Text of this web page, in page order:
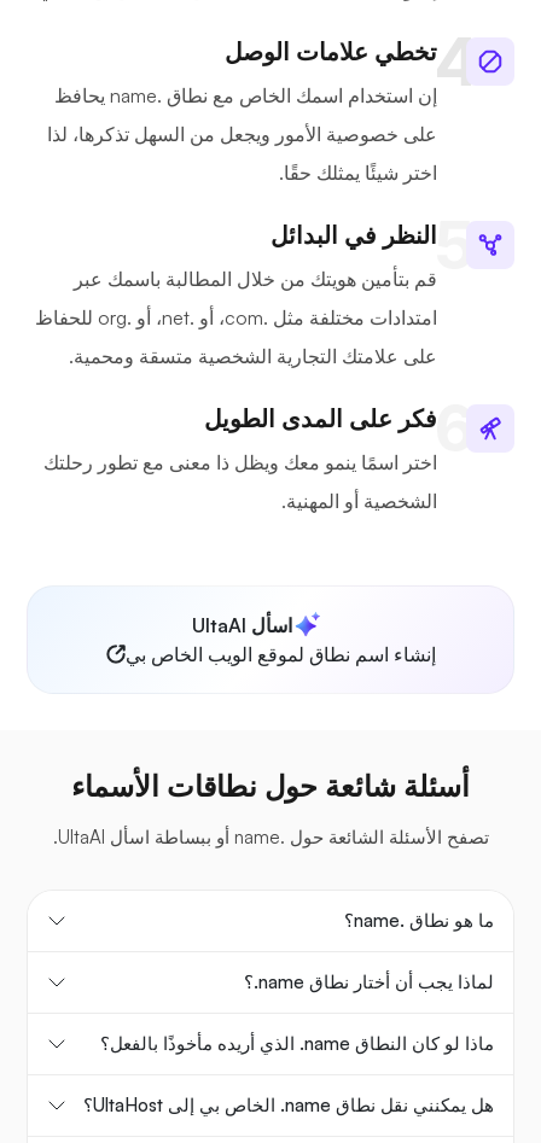
تخطي علامات الوصل
إن استخدام اسمك الخاص مع نطاق .name يحافظ
على خصوصية الأمور ويجعل من السهل تذكرها، لذا
اختر شيئًا يمثلك حقًا.
النظر في البدائل
قم بتأمين هويتك من خلال المطالبة باسمك عبر
امتدادات مختلفة مثل .com، أو .net، أو .org للحفاظ
على علامتك التجارية الشخصية متسقة ومحمية.
فكر على المدى الطويل
اختر اسمًا ينمو معك ويظل ذا معنى مع تطور رحلتك
الشخصية أو المهنية.
اسأل UltaAI
إنشاء اسم نطاق لموقع الويب الخاص بي
أسئلة شائعة حول نطاقات الأسماء
تصفح الأسئلة الشائعة حول .name أو ببساطة اسأل UltaAI.
ما هو نطاق .name؟
لماذا يجب أن أختار نطاق ‎.name؟
ماذا لو كان النطاق ‎.name الذي أريده مأخوذًا بالفعل؟
هل يمكنني نقل نطاق ‎.name الخاص بي إلى UltaHost؟